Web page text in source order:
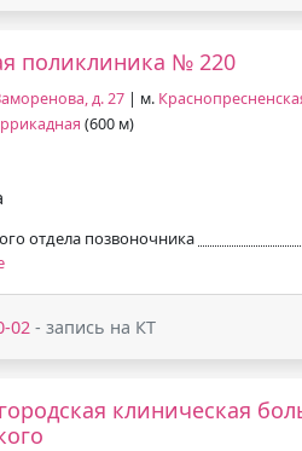
поликлиника № 220
д. 27 | м.
(600 м)
отдела позвоночника
02 - запись на КТ
клиническая